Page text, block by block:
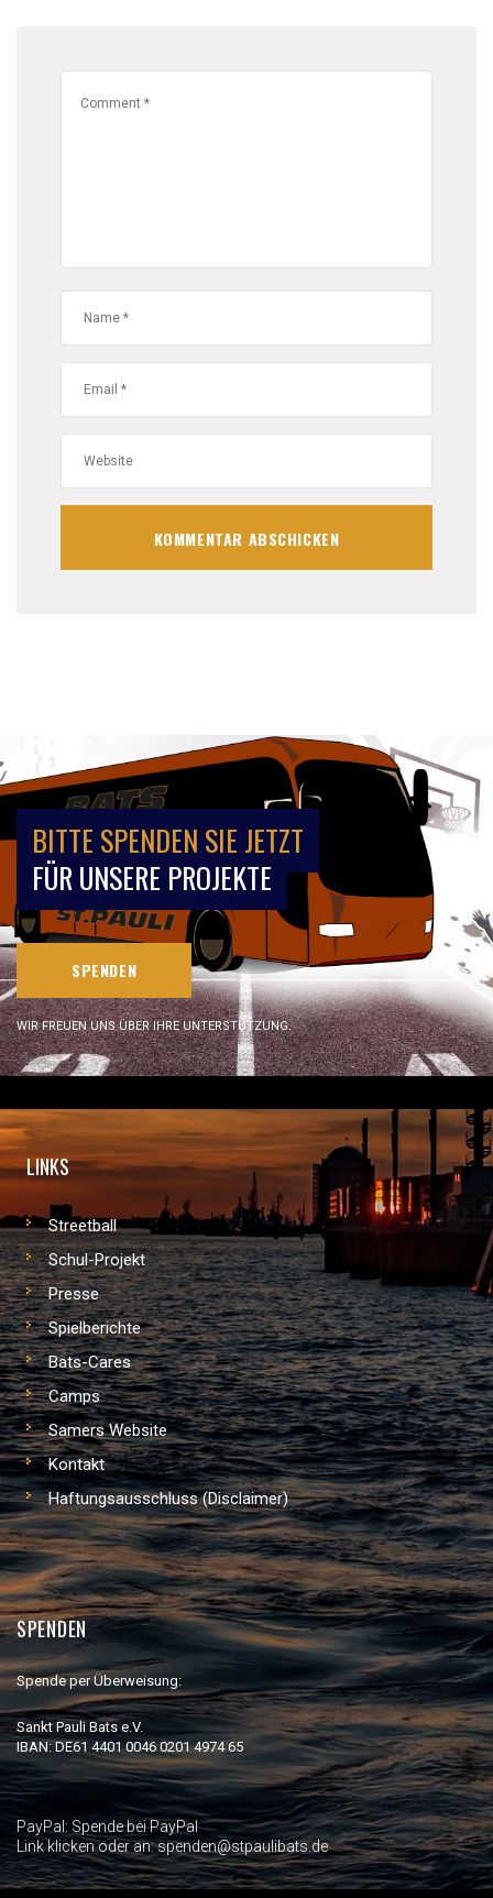
BITTE SPENDEN SIE JETZT
FÜR UNSERE PROJEKTE
SPENDEN
WIR FREUEN UNS ÜBER IHRE UNTERSTÜTZUNG.
LINKS
Streetball
Schul-Projekt
Presse
Spielberichte
Bats-Cares
Camps
Samers Website
Kontakt
Haftungsausschluss (Disclaimer)
SPENDEN
Spende per Überweisung:
Sankt Pauli Bats e.V.
IBAN: DE61 4401 0046 0201 4974 65
PayPal: Spende bei PayPal
Link klicken oder an: spenden@stpaulibats.de